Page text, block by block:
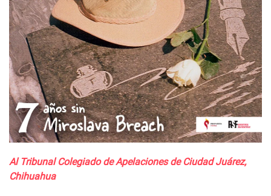
Al Tribunal Colegiado de Apelaciones de Ciudad Juárez,
Chihuahua